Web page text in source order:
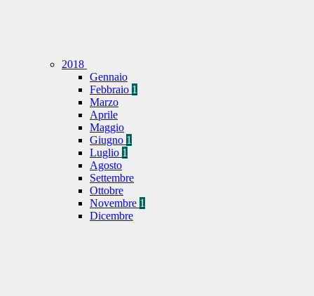
2018
Gennaio
Febbraio 1
Marzo
Aprile
Maggio
Giugno 1
Luglio 1
Agosto
Settembre
Ottobre
Novembre 1
Dicembre